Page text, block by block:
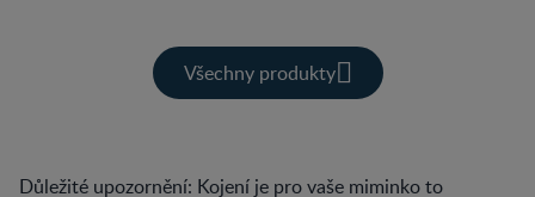
Všechny produkty
Důležité upozornění: Kojení je pro vaše miminko to